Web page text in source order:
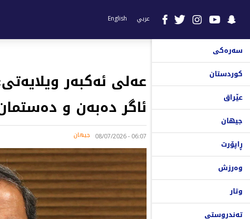
عربي English
سەرەکی
کوردستان
عێراق
جیهان
ڕاپۆرت
وەرزش
وتار
تەندروستی
عەلی ئەکبەر
ئاگر دەبەن و
06:07 - 08/07/2026 جیهان